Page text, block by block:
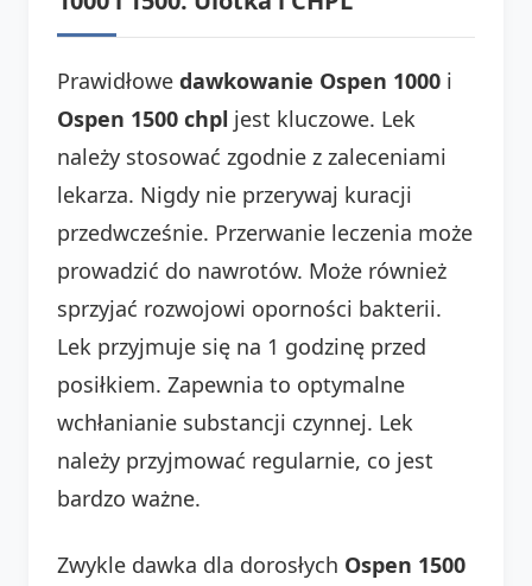
Prawidłowe dawkowanie Ospen 1000 i
Ospen 1500 chpl jest kluczowe. Lek
należy stosować zgodnie z zaleceniami
lekarza. Nigdy nie przerywaj kuracji
przedwcześnie. Przerwanie leczenia może
prowadzić do nawrotów. Może również
sprzyjać rozwojowi oporności bakterii.
Lek przyjmuje się na 1 godzinę przed
posiłkiem. Zapewnia to optymalne
wchłanianie substancji czynnej. Lek
należy przyjmować regularnie, co jest
bardzo ważne.
Zwykle dawka dla dorosłych Ospen 1500